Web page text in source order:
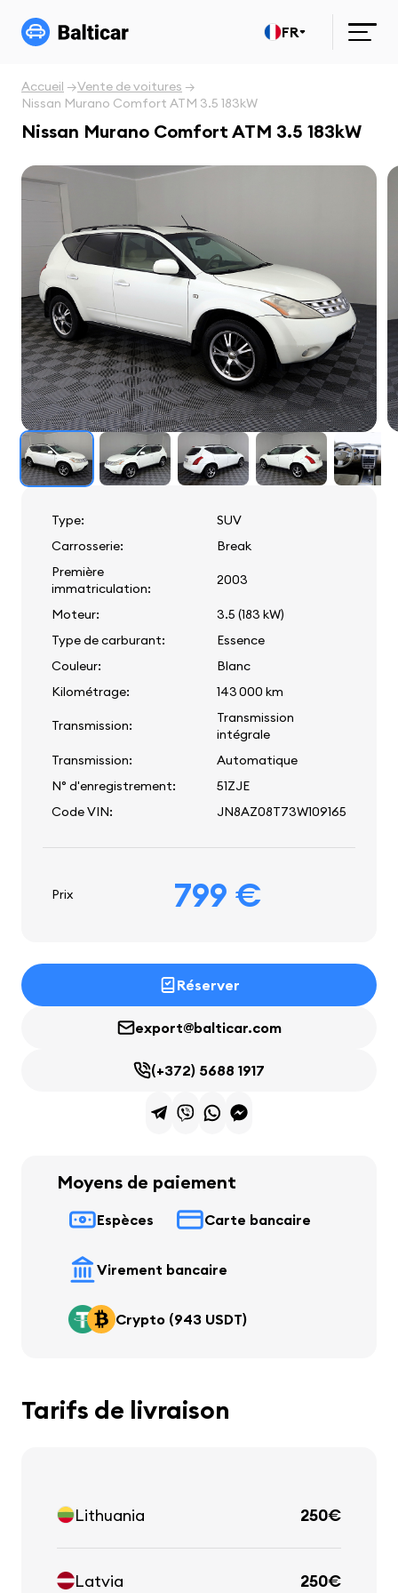
FR
Accueil
Vente de voitures
Nissan Murano Comfort ATM 3.5 183kW
Nissan Murano Comfort ATM 3.5 183kW
Type:
SUV
Carrosserie:
Break
Première
immatriculation:
2003
Moteur:
3.5 (183 kW)
Type de carburant:
Essence
Couleur:
Blanc
Kilométrage:
143 000 km
Transmission:
Transmission
intégrale
Transmission:
Automatique
N° d'enregistrement:
51ZJE
Code VIN:
JN8AZ08T73W109165
Prix 799 €
Réserver
export@balticar.com
(+372) 5688 1917
Moyens de paiement
Espèces Carte bancaire
Virement bancaire
Crypto (943 USDT)
Tarifs de livraison
Lithuania 250€
Latvia 250€